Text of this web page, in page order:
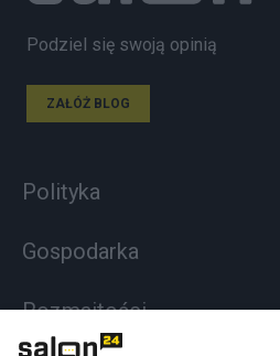
Podziel się swoją opinią
ZAŁÓŻ BLOG
Polityka
Gospodarka
Rozmaitości